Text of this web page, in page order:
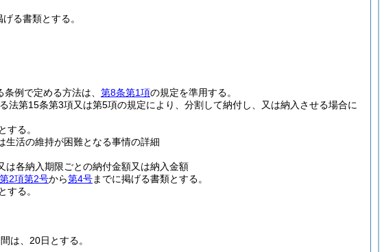
る書類とする。
例で定める方法は、 第8条第1項の規定を準用する。
法第15条第3項又は第5項の規定により、分割して納付し、又は納入させる場合に
する。
生活の維持が困難となる事情の詳細
は各納入期限ごとの納付金額又は納入金額
2項第2号から第4号までに掲げる書類とする。
する。
は、20日とする。